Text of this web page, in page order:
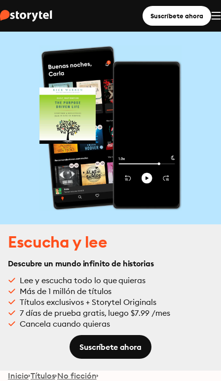
Suscríbete ahora
Escucha y lee
Descubre un mundo infinito de historias
Lee y escucha todo lo que quieras
Más de 1 millón de títulos
Títulos exclusivos + Storytel Originals
7 días de prueba gratis, luego $7.99 /mes
Cancela cuando quieras
Suscríbete ahora
Inicio Títulos No ficción